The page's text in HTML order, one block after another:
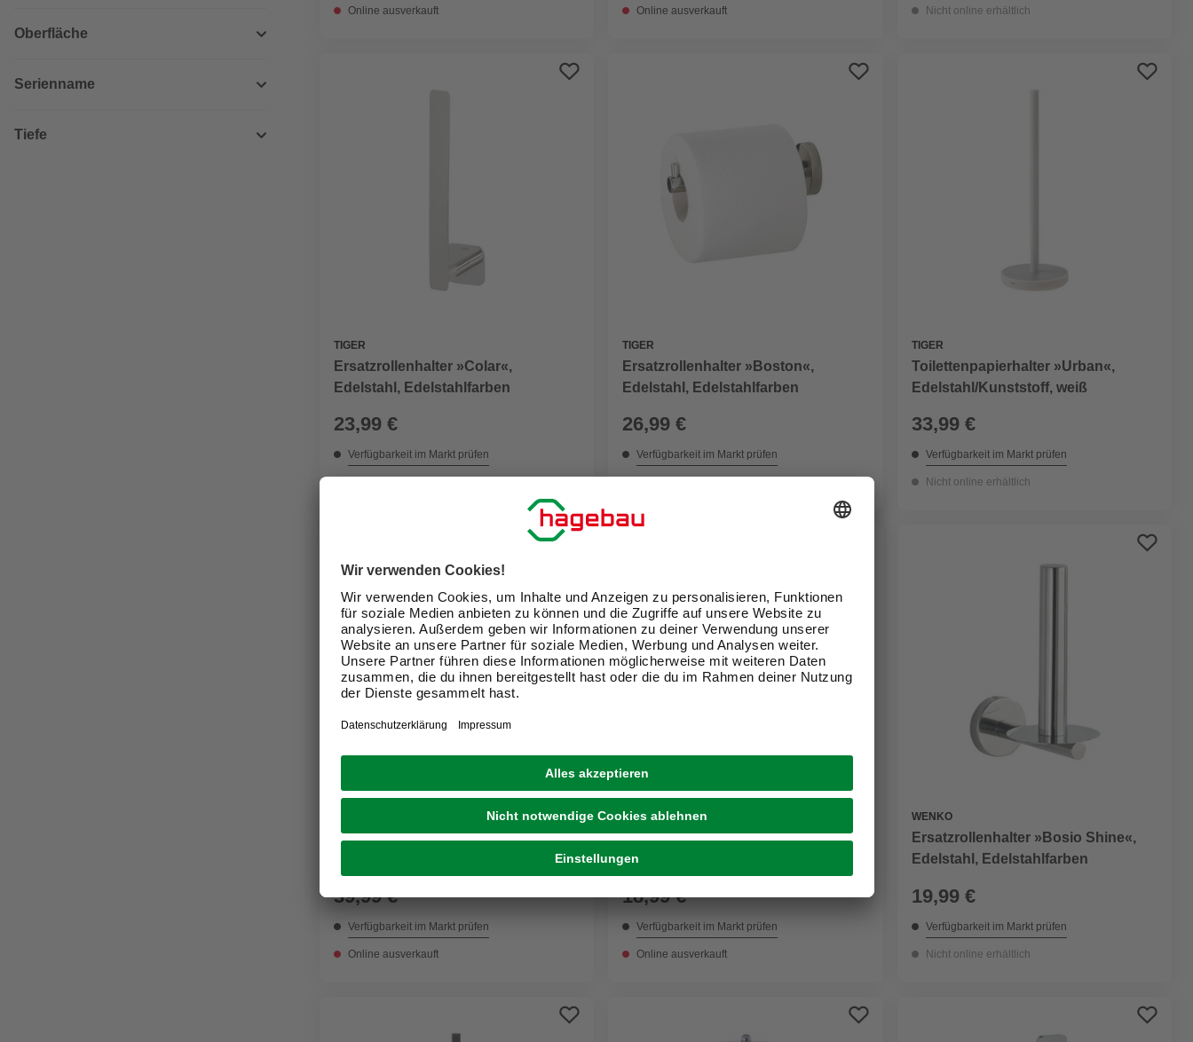
Oberfläche
Serienname
Tiefe
Online ausverkauft Online ausverkauft Nicht online erhältlich
TIGER
Ersatzrollenhalter »Colar«,
Edelstahl, Edelstahlfarben
23,99 €
Verfügbarkeit im Markt prüfen
TIGER
Ersatzrollenhalter »Boston«,
Edelstahl, Edelstahlfarben
26,99 €
Verfügbarkeit im Markt prüfen
TIGER
Toilettenpapierhalter »Urban«,
Edelstahl/Kunststoff, weiß
33,99 €
Verfügbarkeit im Markt prüfen
Nicht online erhältlich
Ersatzrollenhalter »Bad
Klebelösung
39,99 €
Verfügbarkeit im Markt prüfen
Online ausverkauft
WENKO
Ersatzrollenhalter,
rostfreier_Edelstahl, edelstahlfarben
18,99 €
Verfügbarkeit im Markt prüfen
Online ausverkauft
WENKO
Ersatzrollenhalter »Bosio Shine«,
Edelstahl, Edelstahlfarben
19,99 €
Verfügbarkeit im Markt prüfen
Nicht online erhältlich